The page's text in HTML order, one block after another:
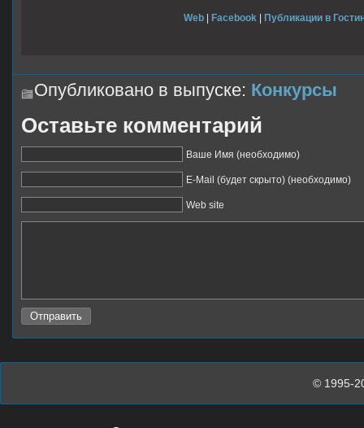
Web | Facebook | Публикации в
Опубликовано в выпуске: Конкурсы
Оставьте комментарий
Ваше Имя (необходимо)
E-Mail (будет скрыто) (необходимо)
Web site
© 1995-